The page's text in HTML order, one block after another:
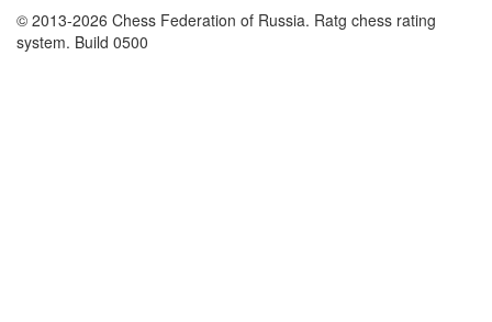
© 2013-2026 Chess Federation of Russia. Ratg chess rating
system. Build 0500